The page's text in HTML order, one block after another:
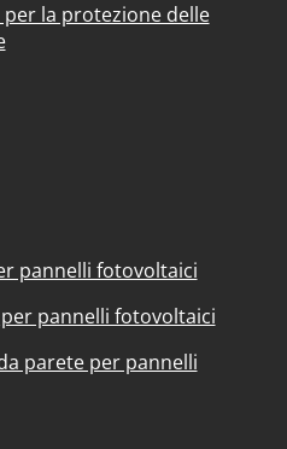
la protezione delle
pannelli fotovoltaici
pannelli fotovoltaici
parete per pannelli